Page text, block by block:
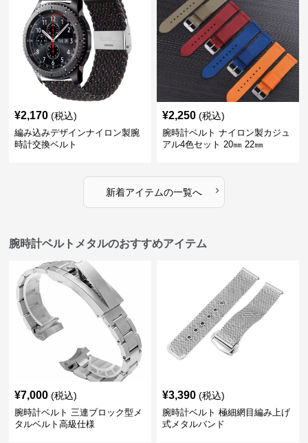
¥2,170 (税込)
編み込みデザインナイロン製腕
時計交換ベルト
¥2,250 (税込)
腕時計ベルト ナイロン製カジュ
アル4色セット 20㎜ 22㎜
新着アイテムの一覧へ ›
腕時計ベルトメタルのおすすめアイテム
¥7,000 (税込)
腕時計ベルト 三連ブロック型メ
タルベルト高級仕様
¥3,390 (税込)
腕時計ベルト 極細網目編み上げ
式メタルバンド